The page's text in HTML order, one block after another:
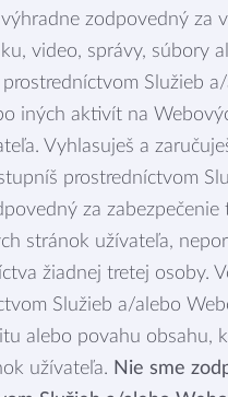
zodpovedný za
video, správy, súbory
Služieb
iných aktivít na
Vyhlasuješ a
prostredníctvom
za
stránok užívateľa,
žiadnej tretej osoby.
Služieb a/alebo
alebo povahu obsahu,
užívateľa. Nie sme